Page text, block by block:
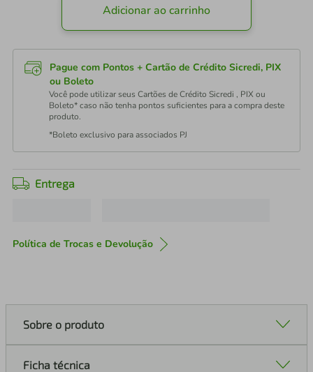
Adicionar ao carrinho
Pague com Pontos + Cartão de Crédito Sicredi, PIX
ou Boleto
Você pode utilizar seus Cartões de Crédito Sicredi , PIX ou
Boleto* caso não tenha pontos suficientes para a compra deste
produto.
*Boleto exclusivo para associados PJ
Entrega
Política de Trocas e Devolução
Sobre o produto
Ficha técnica